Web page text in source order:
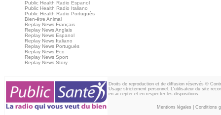
Public Health Radio Espanol
Public Health Radio Italiano
Public Health Radio Portuguès
Bien-être Animal
Replay News Français
Replay News Anglais
Replay News Espanol
Replay News Italiano
Replay News Portuguès
Replay News Eco
Replay News Sport
Replay News Story
Droits de reproduction et de diffusion réservés ©
Usage strictement personnel. L'utilisateur du site
en accepter et en respecter les dispositions.
Mentions légales Conditions